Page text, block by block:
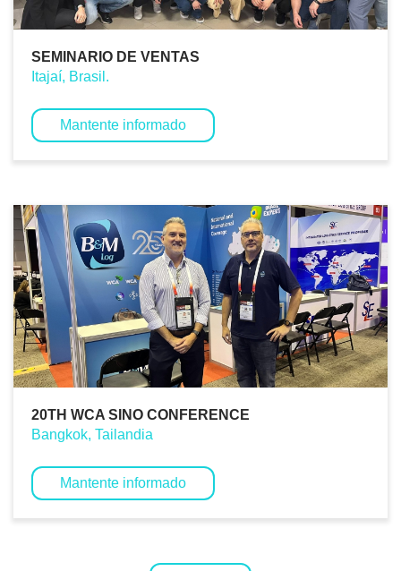
SEMINARIO DE VENTAS
Itajaí, Brasil.
Mantente informado
20TH WCA SINO CONFERENCE
Bangkok, Tailandia
Mantente informado